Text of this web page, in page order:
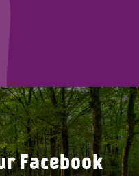
Facebook